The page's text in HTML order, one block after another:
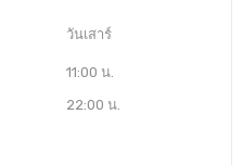
วันเสาร์
11:00 น.
22:00 น.